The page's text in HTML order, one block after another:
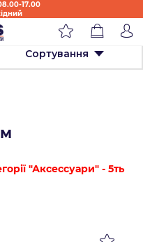
17.00
Сортування
"Аксессуари" - 5ть